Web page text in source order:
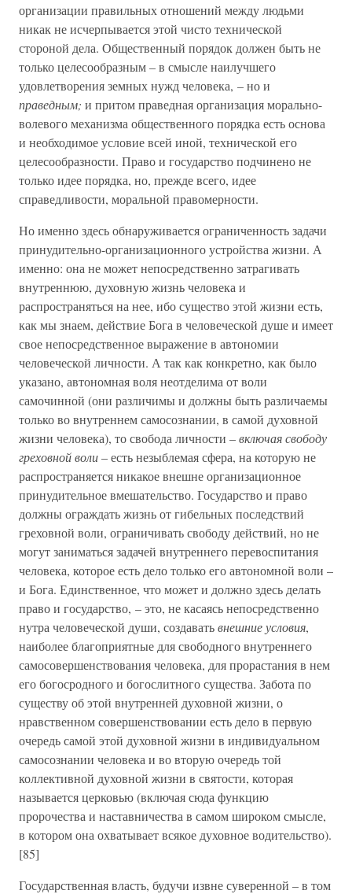
организации правильных отношений между людьми
никак не исчерпывается этой чисто технической
стороной дела. Общественный порядок должен быть не
только целесообразным – в смысле наилучшего
удовлетворения земных нужд человека, – но и
праведным; и притом праведная организация морально-
волевого механизма общественного порядка есть основа
и необходимое условие всей иной, технической его
целесообразности. Право и государство подчинено не
только идее порядка, но, прежде всего, идее
справедливости, моральной правомерности.
Но именно здесь обнаруживается ограниченность задачи
принудительно-организационного устройства жизни. А
именно: она не может непосредственно затрагивать
внутреннюю, духовную жизнь человека и
распространяться на нее, ибо существо этой жизни есть,
как мы знаем, действие Бога в человеческой душе и имеет
свое непосредственное выражение в автономии
человеческой личности. А так как конкретно, как было
указано, автономная воля неотделима от воли
самочинной (они различимы и должны быть различаемы
только во внутреннем самосознании, в самой духовной
жизни человека), то свобода личности –включая свободу
греховной воли– есть незыблемая сфера, на которую не
распространяется никакое внешне организационное
принудительное вмешательство. Государство и право
должны ограждать жизнь от гибельных последствий
греховной воли, ограничивать свободу действий, но не
могут заниматься задачей внутреннего перевоспитания
человека, которое есть дело только его автономной воли –
и Бога. Единственное, что может и должно здесь делать
право и государство, – это, не касаясь непосредственно
нутра человеческой души, создаватьвнешние условия,
наиболее благоприятные для свободного внутреннего
самосовершенствования человека, для прорастания в нем
его богосродного и богослитного существа. Забота по
существу об этой внутренней духовной жизни, о
нравственном совершенствовании есть дело в первую
очередь самой этой духовной жизни в индивидуальном
самосознании человека и во вторую очередь той
коллективной духовной жизни в святости, которая
называется церковью (включая сюда функцию
пророчества и наставничества в самом широком смысле,
в котором она охватывает всякое духовное водительство).
[85]
Государственная власть, будучи извне суверенной – в том